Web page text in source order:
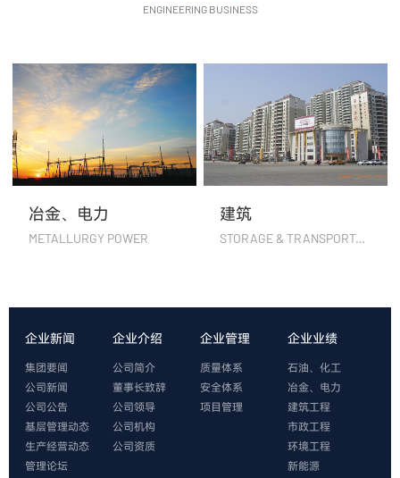
ENGINEERING BUSINESS
冶金、电力
METALLURGY POWER
建筑
STORAGE & TRANSPORTATION
企业新闻
集团要闻
公司新闻
公司公告
基层管理动态
生产经营动态
管理论坛
企业介绍
公司简介
董事长致辞
公司领导
公司机构
公司资质
企业管理
质量体系
安全体系
项目管理
企业业绩
石油、化工
冶金、电力
建筑工程
市政工程
环境工程
新能源